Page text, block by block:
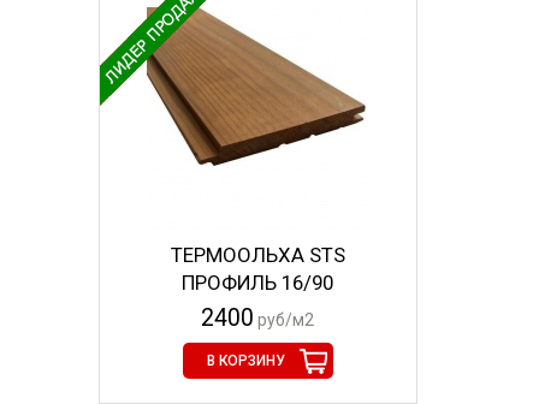
ТЕРМООЛЬХА STS
ПРОФИЛЬ 16/90
2400 руб/м2
В КОРЗИНУ